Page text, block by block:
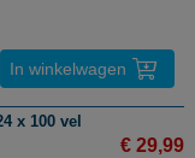
In winkelwagen
x 100 vel
€ 29,99